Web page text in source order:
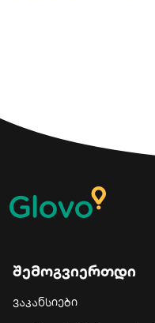
შემოგვიერთდი
ვაკანსიები